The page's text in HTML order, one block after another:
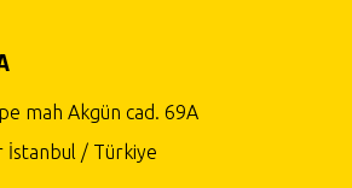
mah Akgün cad. 69A
İstanbul / Türkiye